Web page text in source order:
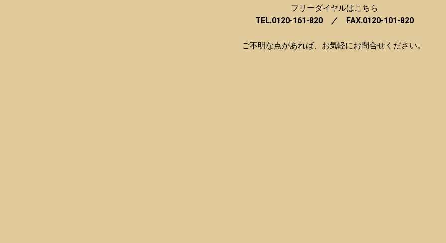
フリーダイヤルはこちら
TEL.0120-161-820 ／ FAX.0120-101-820
ご不明な点があれば、お気軽にお問合せください。